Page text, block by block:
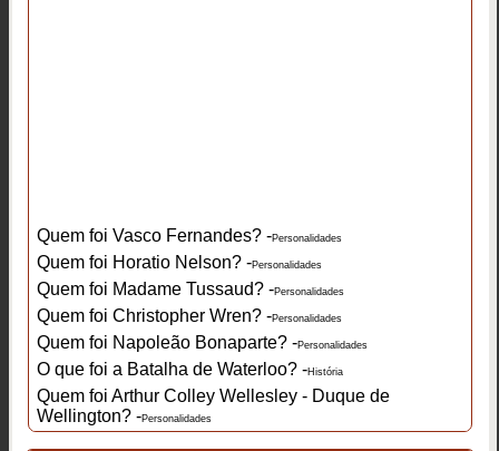
Quem foi Vasco Fernandes? -Personalidades
Quem foi Horatio Nelson? -Personalidades
Quem foi Madame Tussaud? -Personalidades
Quem foi Christopher Wren? -Personalidades
Quem foi Napoleão Bonaparte? -Personalidades
O que foi a Batalha de Waterloo? -História
Quem foi Arthur Colley Wellesley - Duque de
Wellington? -Personalidades